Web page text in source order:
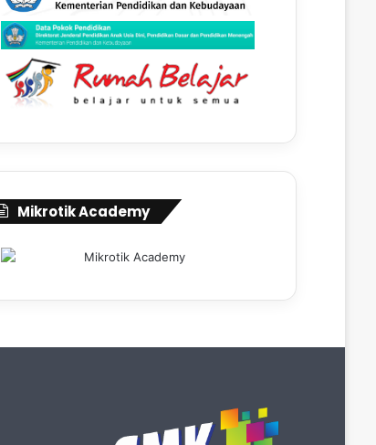
Mikrotik Academy